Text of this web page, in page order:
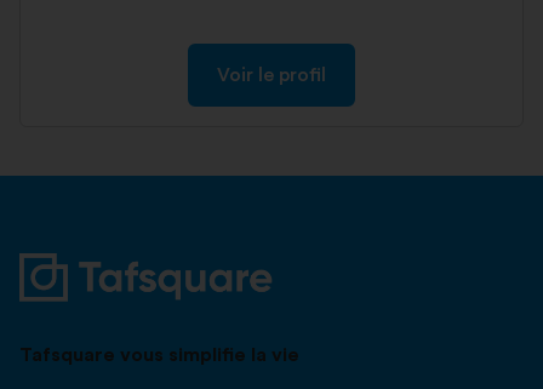
Voir le profil
Tafsquare vous simplifie la vie